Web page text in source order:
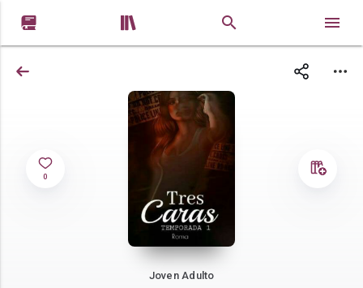
 
0
Joven Adulto